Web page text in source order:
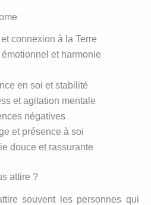
connexion à la Terre
et harmonie
en soi et stabilité
et agitation mentale
négatives
et présence à soi
douce et rassurante
attire ?
souvent les personnes qui